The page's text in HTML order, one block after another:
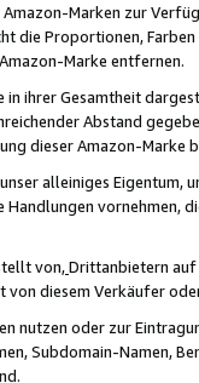
Marken zur
die Proportionen,
Marke entfernen.
in ihrer Gesamtheit
Abstand
dieser Amazon-Marke
alleiniges
vornehmen,
von,Drittanbietern auf
von diesem Verkäufer
nutzen oder zur
Subdomain-Namen,